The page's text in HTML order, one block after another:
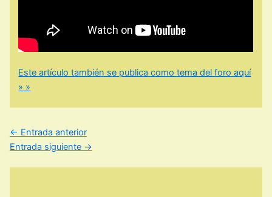
Este artículo también se publica como tema del foro aquí
» »
← Entrada anterior
Entrada siguiente →